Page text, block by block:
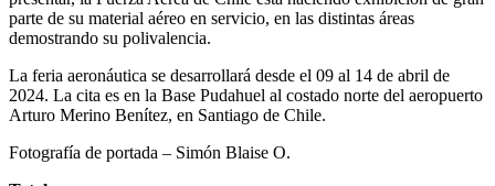
parte de su material aéreo en servicio, en las distintas áreas
demostrando su polivalencia.
La feria aeronáutica se desarrollará desde el 09 al 14 de abril de
2024. La cita es en la Base Pudahuel al costado norte del aeropuerto
Arturo Merino Benítez, en Santiago de Chile.
Fotografía de portada – Simón Blaise O.